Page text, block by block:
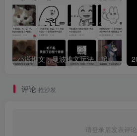
小说推文：曼波推文玩法，起号快，流量猛，一天收益1k+
评论 抢沙发
请登录后发表评论